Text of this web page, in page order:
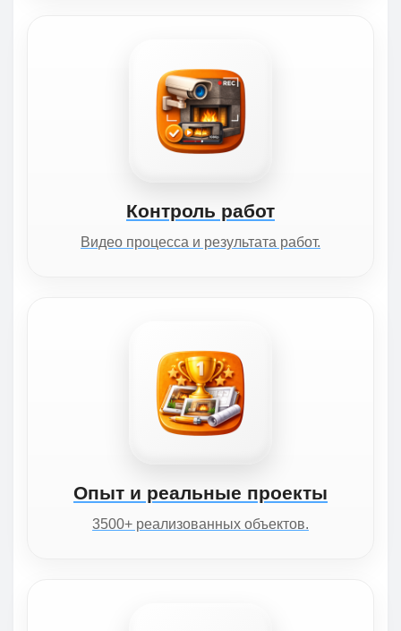
Контроль работ
Видео процесса и результата работ.
Опыт и реальные проекты
3500+ реализованных объектов.